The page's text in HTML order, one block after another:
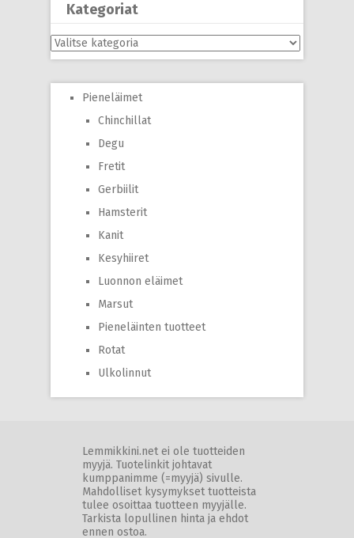
Kategoriat
Kategoriat
Pieneläimet
Chinchillat
Degu
Fretit
Gerbiilit
Hamsterit
Kanit
Kesyhiiret
Luonnon eläimet
Marsut
Pieneläinten tuotteet
Rotat
Ulkolinnut
Lemmikkini.net ei ole tuotteiden
myyjä. Tuotelinkit johtavat
kumppanimme (=myyjä) sivulle.
Mahdolliset kysymykset tuotteista
tulee osoittaa tuotteen myyjälle.
Tarkista lopullinen hinta ja ehdot
ennen ostoa.